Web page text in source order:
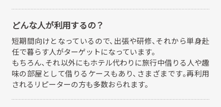
どんな人が利用するの？
短期間向けとなっているので、出張や研修、それから単身赴
任で暮らす人がターゲットになっています。
もちろん、それ以外にもホテル代わりに旅行中借りる人や趣
味の部屋として借りるケースもあり、さまざまです。再利用
されるリピーターの方も多数おられます。